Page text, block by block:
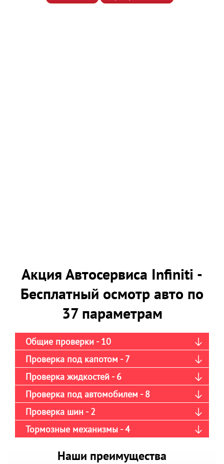
Акция Автосервиса Infiniti -
Бесплатный осмотр авто по
37 параметрам
Общие проверки - 10
Проверка под капотом - 7
Проверка жидкостей - 6
Проверка под автомобилем - 8
Проверка шин - 2
Тормозные механизмы - 4
Наши преимущества